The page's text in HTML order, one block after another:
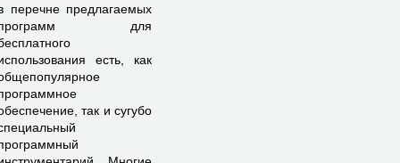
перечне предлагаемых
для
есть, как
так и сугубо